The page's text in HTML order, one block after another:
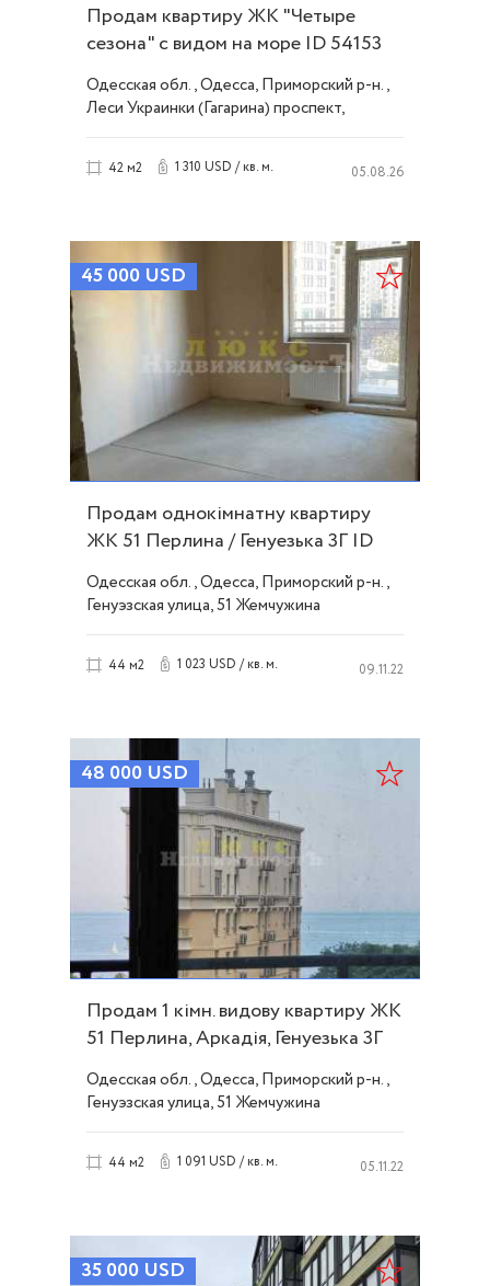
Продам квартиру ЖК "Четыре
сезона" с видом на море ID 54153
Одесская обл., Одесса, Приморский р-н.,
Леси Украинки (Гагарина) проспект,
42 м2 1 310 USD / кв. м. 05.08.26
45 000 USD
Продам однокімнатну квартиру
ЖК 51 Перлина / Генуезька 3Г ID
51609
Одесская обл., Одесса, Приморский р-н.,
Генуэзская улица, 51 Жемчужина
44 м2 1 023 USD / кв. м. 09.11.22
48 000 USD
Продам 1 кімн. видову квартиру ЖК
51 Перлина, Аркадія, Генуезька 3Г
ID 51619
Одесская обл., Одесса, Приморский р-н.,
Генуэзская улица, 51 Жемчужина
44 м2 1 091 USD / кв. м. 05.11.22
35 000 USD